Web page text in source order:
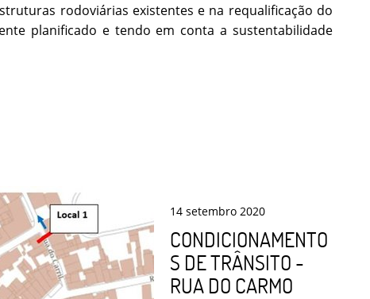
rodoviárias existentes e na requalificação do
planificado e tendo em conta a sustentabilidade
14 setembro 2020
CONDICIONAMENTO
S DE TRÂNSITO -
RUA DO CARMO